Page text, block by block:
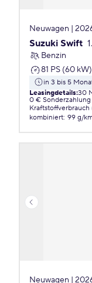
Neuwagen |
Suzuki Swift
Benzin
81 PS (60 kW)
in 3 bis 5
Leasingdetails:30
0 € Sonderzahlung
kombiniert: 99 g/
Neuwagen |